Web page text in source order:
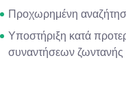
Προχωρημένη
Υποστήριξη κατά
συναντήσεων ζωντανής